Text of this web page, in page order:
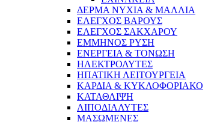
ΔΕΡΜΑ ΝΥΧΙΑ & ΜΑΛΛΙΑ
ΕΛΕΓΧΟΣ ΒΑΡΟΥΣ
ΕΛΕΓΧΟΣ ΣΑΚΧΑΡΟΥ
ΕΜΜΗΝΟΣ ΡΥΣΗ
ΕΝΕΡΓΕΙΑ & ΤΟΝΩΣΗ
ΗΛΕΚΤΡΟΛΥΤΕΣ
ΗΠΑΤΙΚΗ ΛΕΙΤΟΥΡΓΕΙΑ
ΚΑΡΔΙΑ & ΚΥΚΛΟΦΟΡΙΑΚΟ
ΚΑΤΑΘΛΙΨΗ
ΛΙΠΟΔΙΑΛΥΤΕΣ
ΜΑΣΩΜΕΝΕΣ